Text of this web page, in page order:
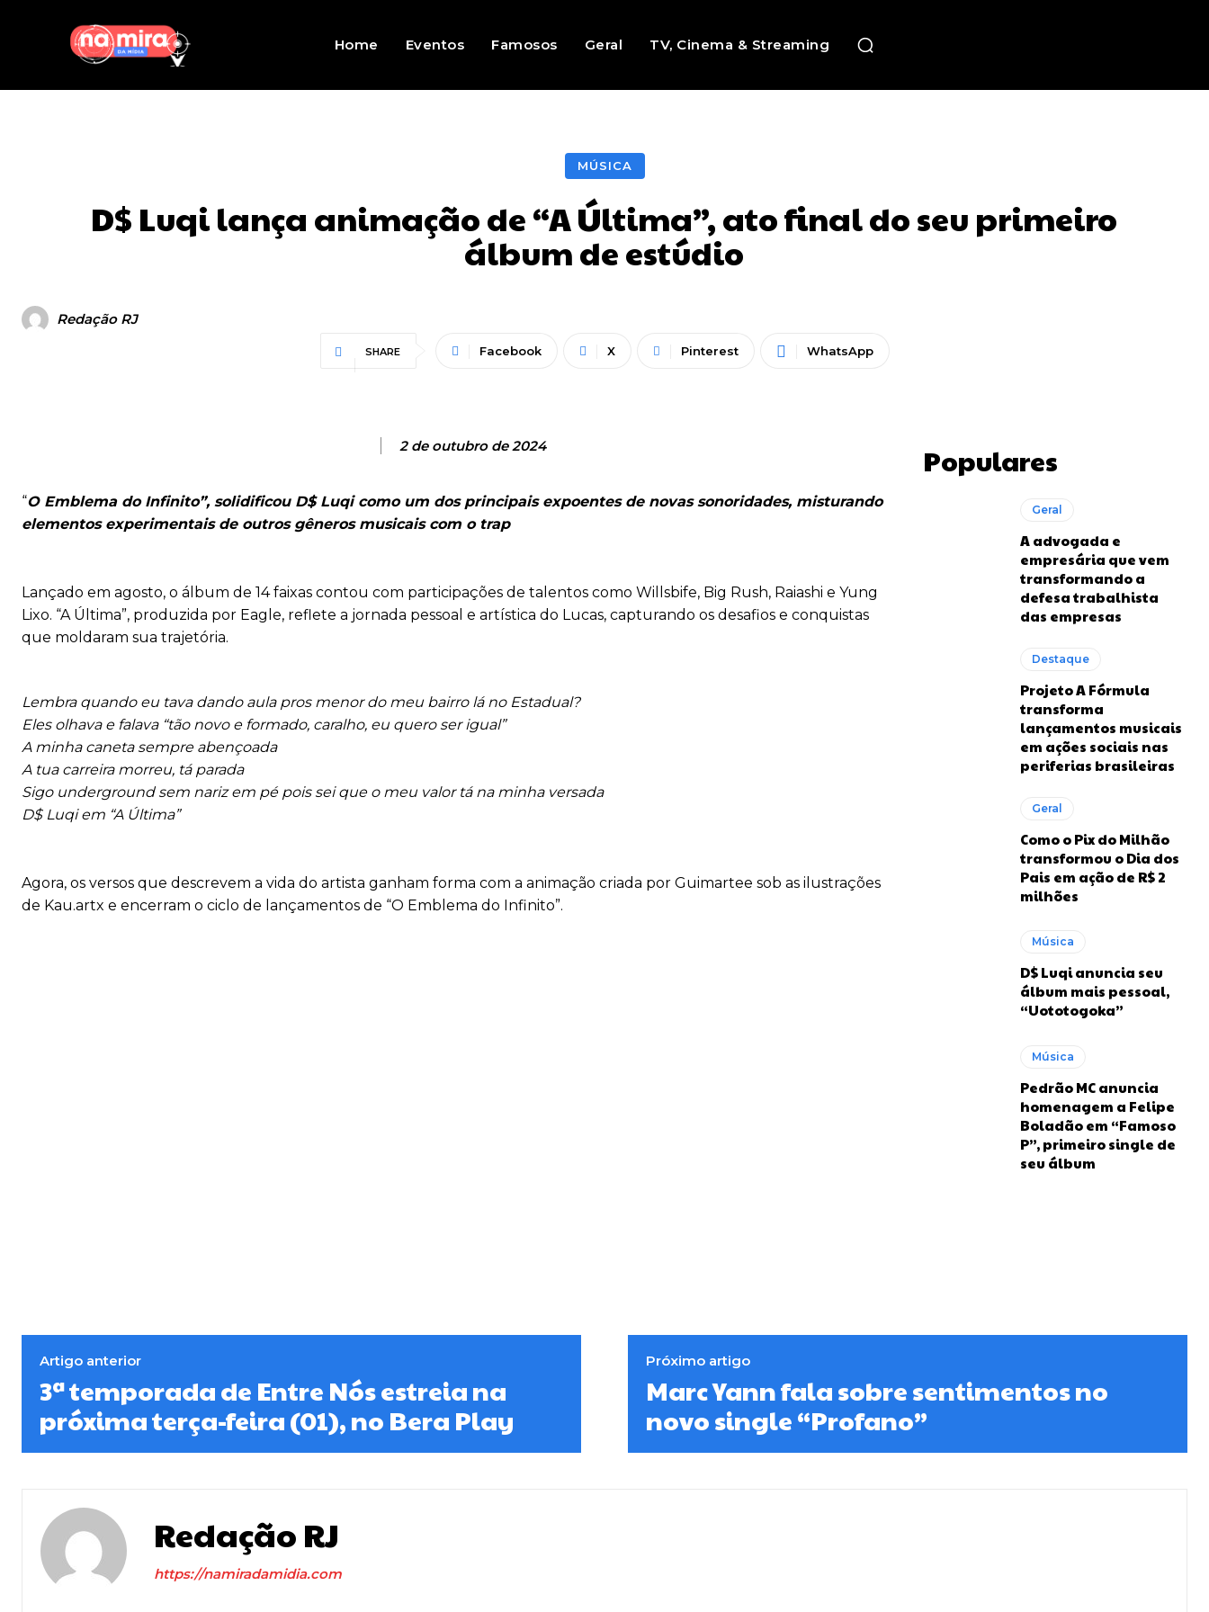
Home Eventos Famosos Geral TV, Cinema & Streaming
MÚSICA
D$ Luqi lança animação de “A Última”, ato final do seu primeiro
álbum de estúdio
Redação RJ
SHARE Facebook X Pinterest WhatsApp
2 de outubro de 2024
“O Emblema do Infinito”, solidificou D$ Luqi como um dos principais expoentes de novas sonoridades, misturando
elementos experimentais de outros gêneros musicais com o trap
Lançado em agosto, o álbum de 14 faixas contou com participações de talentos como Willsbife, Big Rush, Raiashi e Yung
Lixo. “A Última”, produzida por Eagle, reflete a jornada pessoal e artística do Lucas, capturando os desafios e conquistas
que moldaram sua trajetória.
Lembra quando eu tava dando aula pros menor do meu bairro lá no Estadual?
Eles olhava e falava “tão novo e formado, caralho, eu quero ser igual”
A minha caneta sempre abençoada
A tua carreira morreu, tá parada
Sigo underground sem nariz em pé pois sei que o meu valor tá na minha versada
D$ Luqi em “A Última”
Agora, os versos que descrevem a vida do artista ganham forma com a animação criada por Guimartee sob as ilustrações
de Kau.artx e encerram o ciclo de lançamentos de “O Emblema do Infinito”.
Populares
Geral
A advogada e
empresária que vem
transformando a
defesa trabalhista
das empresas
Destaque
Projeto A Fórmula
transforma
lançamentos musicais
em ações sociais nas
periferias brasileiras
Geral
Como o Pix do Milhão
transformou o Dia dos
Pais em ação de R$ 2
milhões
Música
D$ Luqi anuncia seu
álbum mais pessoal,
“Uototogoka”
Música
Pedrão MC anuncia
homenagem a Felipe
Boladão em “Famoso
P”, primeiro single de
seu álbum
Artigo anterior
3ª temporada de Entre Nós estreia na
próxima terça-feira (01), no Bera Play
Próximo artigo
Marc Yann fala sobre sentimentos no
novo single “Profano”
Redação RJ
https://namiradamidia.com